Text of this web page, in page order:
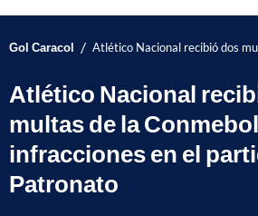
Gol Caracol / Atlético Nacional recibió dos
Atlético Nacional
multas de la
infracciones en el
Patronato